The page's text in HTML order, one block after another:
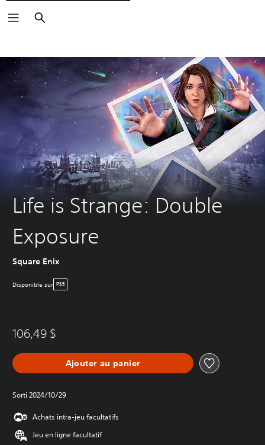
Rechercher
Life is Strange: Double
Exposure
Square Enix
Disponible sur PS5
106,49 $
Ajouter au panier
Sorti 2024/10/29
Achats intra-jeu facultatifs
Jeu en ligne facultatif